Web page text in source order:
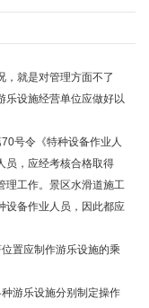
就是对管理方面不了
乐设施经营单位应做好以
号令《特种设备作业人
员，应经考核合格取得
理工作。景区水滑道施工
设备作业人员，因此都应
置应制作游乐设施的乘
游乐设施分别制定操作